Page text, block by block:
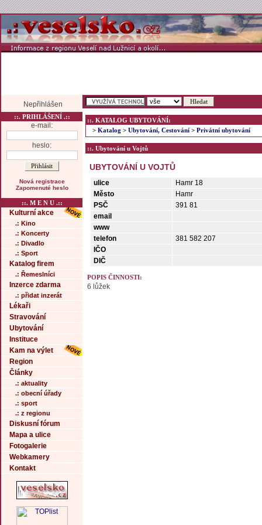
Nepřihlášen
::. PRIHLÁŠENÍ .::
e-mail:
heslo:
Nová registrace
Zapomenuté heslo
::. M E N U .::
Kulturní akce
.: Kino
.: Koncerty
.: Divadlo
.: Sport
Katalog firem
.: Řemeslníci
Inzerce zdarma
.: přidat inzerát
Lékaři
Stravování
Ubytování
Instituce
Kam na výlet
Region
Články
.: aktuality
.: obecní úřady
.: sport
.: z regionu
Diskusní fórum
Mapa a ulice
Fotogalerie
Webkamery
Kontakt
::. KATALOG UBYTOVÁNÍ:
> Katalog > Ubytování, Cestování > Privátní ubytování
::. Ubytování u Vojtů
UBYTOVÁNÍ U VOJTŮ
ulice
Hamr 18
Město
Hamr
PSČ
391 81
email
www
telefon
381 582 207
IČO
DIČ
POPIS ČINNOSTI:
6 lůžek